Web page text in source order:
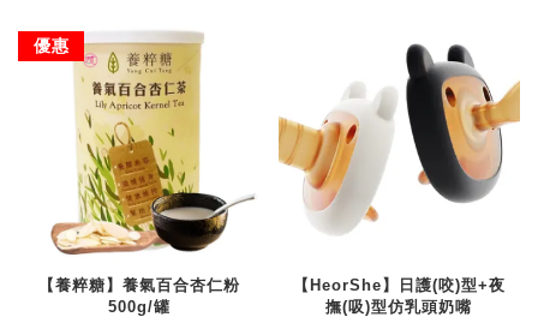
優惠
【養粹糖】養氣百合杏仁粉
500g/罐
【HeorShe】日護(咬)型+夜
撫(吸)型仿乳頭奶嘴